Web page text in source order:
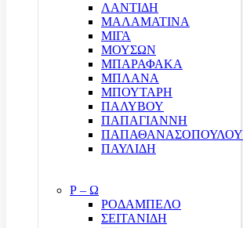
ΛΑΝΤΙΔΗ
ΜΑΛΑΜΑΤΙΝΑ
ΜΙΓΑ
ΜΟΥΣΩΝ
ΜΠΑΡΑΦΑΚΑ
ΜΠΛΑΝΑ
ΜΠΟΥΤΑΡΗ
ΠΑΛΥΒΟΥ
ΠΑΠΑΓΙΑΝΝΗ
ΠΑΠΑΘΑΝΑΣΟΠΟΥΛΟΥ
ΠΑΥΛΙΔΗ
Ρ – Ω
ΡΟΔΑΜΠΕΛΟ
ΣΕΙΤΑΝΙΔΗ